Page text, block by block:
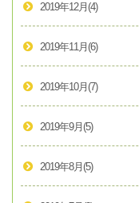
2019年12月 (4)
2019年11月 (6)
2019年10月 (7)
2019年9月 (5)
2019年8月 (5)